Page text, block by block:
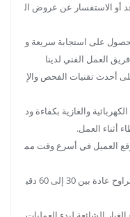
أو الاستفسار عن عروض ال
التواصل عبر الرقم 0539351448 للحصول على استجابة سريعة و
العمل الفني لدينا
أحدث تقنيات الفحص والإ
والغازية بكفاءة ود
أثناء العمل.
العميل في أسرع وقت مم
ومتوسط وقت الاستجابة داخل مدينة الخبر يتراوح عادة بين 30 إلى 60 دقي